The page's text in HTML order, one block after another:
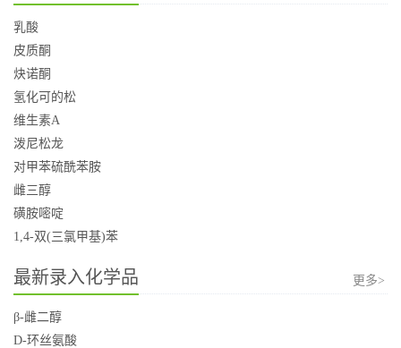
乳酸
皮质酮
炔诺酮
氢化可的松
维生素A
泼尼松龙
对甲苯硫酰苯胺
雌三醇
磺胺嘧啶
1,4-双(三氯甲基)苯
最新录入化学品 更多>
β-雌二醇
D-环丝氨酸